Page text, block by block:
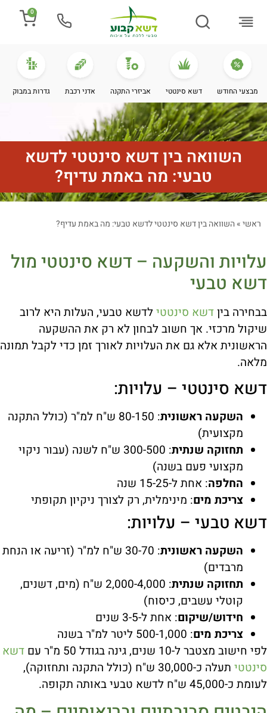
0
מבצעי החודש דשא סינטטי אביזרי התקנה אדני רכבת גדרות במבוק
השוואה בין דשא סינטטי לדשא
טבעי: מה באמת עדיף?
ראשי»השוואה בין דשא סינטטי לדשא טבעי: מה באמת עדיף?
עלויות והשקעה – דשא סינטטי מול
דשא טבעי
בבחירה ביןדשא סינטטי לדשא טבעי, העלות היא לרוב
שיקול מרכזי. אך חשוב לבחון לא רק את ההשקעה
הראשונית אלא גם את העלויות לאורך זמן כדי לקבל תמונה
מלאה.
דשא סינטטי – עלויות:
השקעה ראשונית
: 80-150 ש"ח למ"ר (כולל התקנה
מקצועית)
תחזוקה שנתית
: 300-500 ש"ח לשנה (עבור ניקוי
מקצועי פעם בשנה)
החלפה: אחת ל-15-25 שנה
צריכת מים: מינימלית, רק לצורך ניקיון תקופתי
דשא טבעי – עלויות:
השקעה ראשונית
: 30-70 ש"ח למ"ר (זריעה או הנחת
מרבדים)
תחזוקה שנתית
: 2,000-4,000 ש"ח (מים, דשנים,
קוטלי עשבים, כיסוח)
חידוש/שיקום: אחת ל-3-5 שנים
צריכת מים: 500-1,000 ליטר למ"ר בשנה
לפי חישוב מצטבר ל-10 שנים, גינה בגודל 50 מ"ר עם
דשא
סינטטי
תעלה כ-30,000 ש"ח (כולל התקנה ותחזוקה),
לעומת כ-45,000 ש"ח לדשא טבעי באותה תקופה.